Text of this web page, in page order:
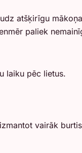
atšķirīgu
paliek
laiku pēc lietus.
vairāk